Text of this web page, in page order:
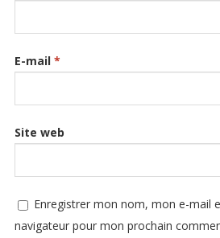
E-mail *
Site web
Enregistrer mon nom, mon e-mail
navigateur pour mon prochain